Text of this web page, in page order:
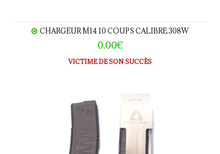
CHARGEUR M14 10 COUPS CALIBRE.308W
0.00€
VICTIME DE SON SUCCÈS
Chargeur Maklarbak M16-M4 et clones calibre.223R